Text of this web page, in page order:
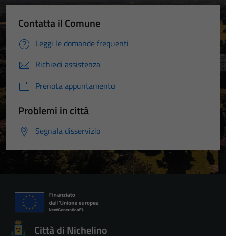
Contatta il Comune
Leggi le domande frequenti
Richiedi assistenza
Prenota appuntamento
Problemi in città
Segnala disservizio
Città di Nichelino